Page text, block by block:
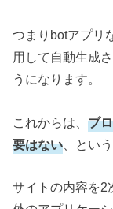
つまりbotアプリ
用して自動生成
うになります。
これからは、ブ
要はない 、とい
サイトの内容を2